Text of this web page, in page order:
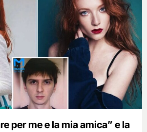
per me e la mia amica” e la